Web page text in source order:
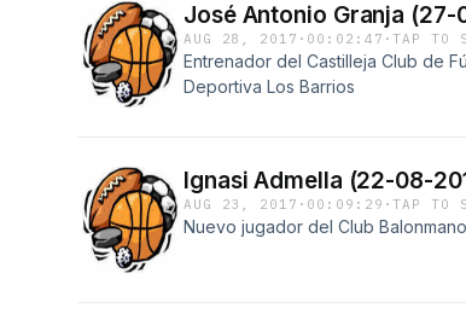
José Antonio Granja (27-
AUG 28, 2017 · 00:02:47 ·TAP TO
Entrenador del Castilleja Club de
Deportiva Los Barrios
Ignasi Admella (22-08-
AUG 23, 2017 · 00:09:29 ·TAP TO
Nuevo jugador del Club